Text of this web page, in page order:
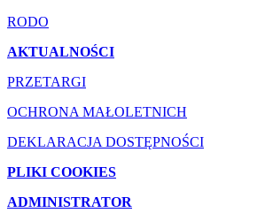
RODO
AKTUALNOŚCI
PRZETARGI
OCHRONA MAŁOLETNICH
DEKLARACJA DOSTĘPNOŚCI
PLIKI COOKIES
ADMINISTRATOR